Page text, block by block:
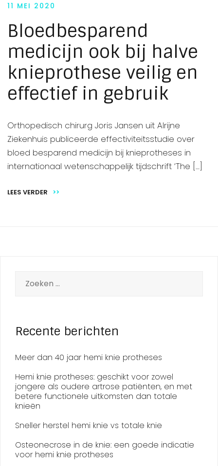
11 MEI 2020
Bloedbesparend
medicijn ook bij halve
knieprothese veilig en
effectief in gebruik
Orthopedisch chirurg Joris Jansen uit Alrijne
Ziekenhuis publiceerde effectiviteitsstudie over
bloed besparend medicijn bij knieprotheses in
internationaal wetenschappelijk tijdschrift ‘The […]
LEES VERDER >>
Recente berichten
Meer dan 40 jaar hemi knie protheses
Hemi knie protheses: geschikt voor zowel
jongere als oudere artrose patiënten, en met
betere functionele uitkomsten dan totale
knieën
Sneller herstel hemi knie vs totale knie
Osteonecrose in de knie: een goede indicatie
voor hemi knie protheses